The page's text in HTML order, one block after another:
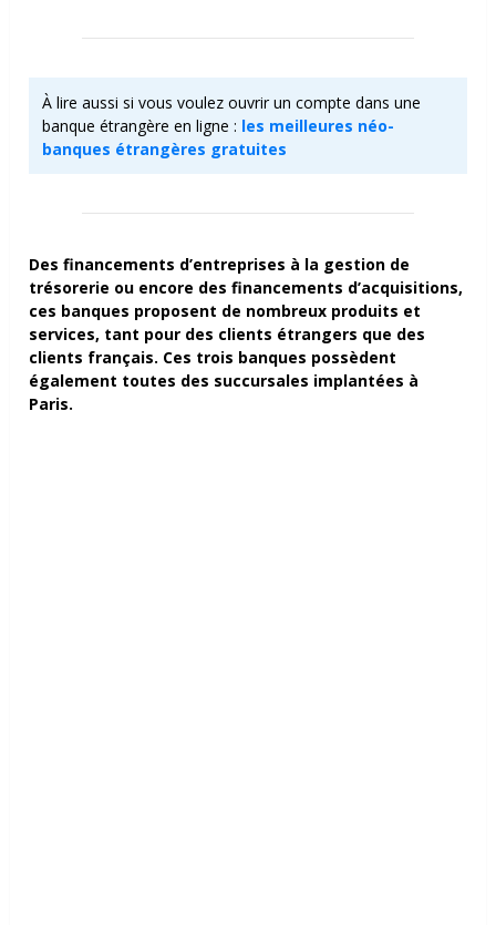
À lire aussi si vous voulez ouvrir un compte dans une
banque étrangère en ligne : les meilleures néo-
banques étrangères gratuites
Des financements d’entreprises à la gestion de
trésorerie ou encore des financements d’acquisitions,
ces banques proposent de nombreux produits et
services, tant pour des clients étrangers que des
clients français. Ces trois banques possèdent
également toutes des succursales implantées à
Paris.